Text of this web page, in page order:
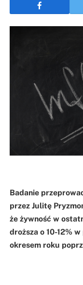
Badanie
przez Julitę
że żywność w
droższa o 10-12%
okresem roku